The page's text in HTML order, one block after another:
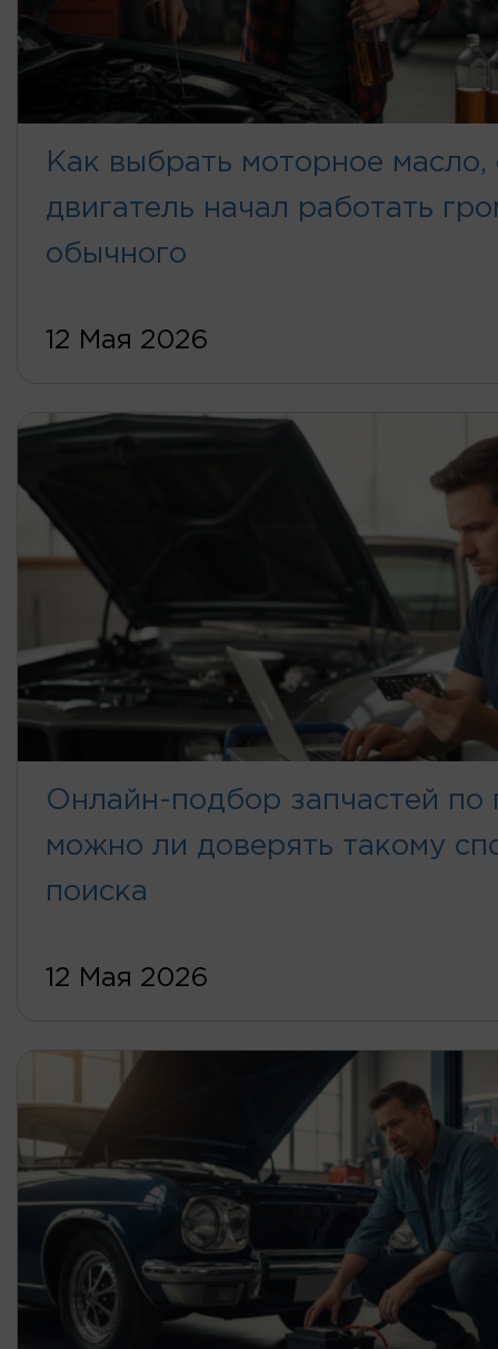
Как выбрать моторное масло,
двигатель начал работать
обычного
12 Мая 2026
Онлайн-подбор запчастей по
можно ли доверять такому
поиска
12 Мая 2026